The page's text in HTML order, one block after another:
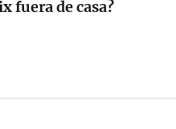
fuera de casa?